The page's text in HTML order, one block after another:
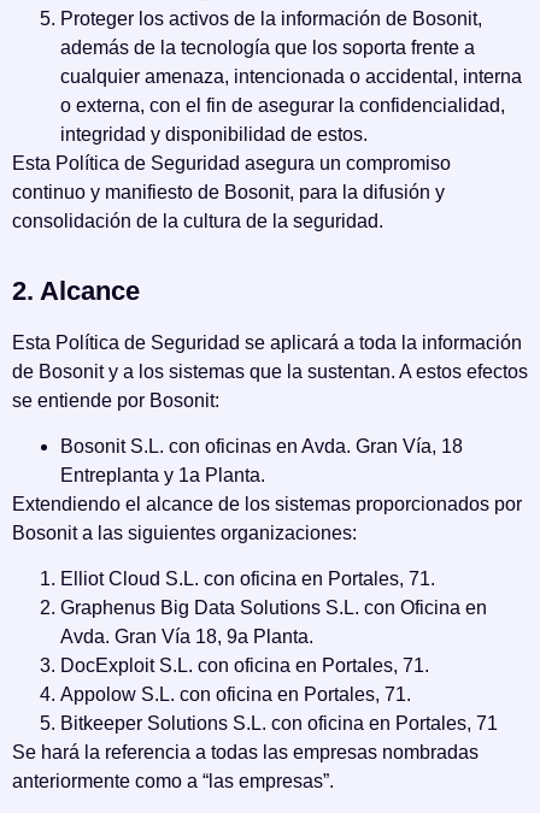
Proteger los activos de la información de Bosonit,
además de la tecnología que los soporta frente a
cualquier amenaza, intencionada o accidental, interna
o externa, con el fin de asegurar la confidencialidad,
integridad y disponibilidad de estos.
Esta Política de Seguridad asegura un compromiso
continuo y manifiesto de Bosonit, para la difusión y
consolidación de la cultura de la seguridad.
2. Alcance
Esta Política de Seguridad se aplicará a toda la información
de Bosonit y a los sistemas que la sustentan. A estos efectos
se entiende por Bosonit:
Bosonit S.L. con oficinas en Avda. Gran Vía, 18
Entreplanta y 1a Planta.
Extendiendo el alcance de los sistemas proporcionados por
Bosonit a las siguientes organizaciones:
Elliot Cloud S.L. con oficina en Portales, 71.
Graphenus Big Data Solutions S.L. con Oficina en
Avda. Gran Vía 18, 9a Planta.
DocExploit S.L. con oficina en Portales, 71.
Appolow S.L. con oficina en Portales, 71.
Bitkeeper Solutions S.L. con oficina en Portales, 71
Se hará la referencia a todas las empresas nombradas
anteriormente como a “las empresas”.